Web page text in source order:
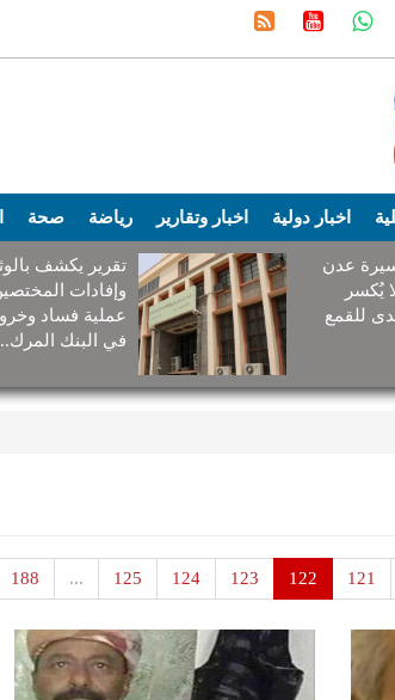
اخبار دولية اخبار وتقارير رياضة صحة
عدن
يُكسر
للقمع
تقرير يكشف
وإفادات
عملية فساد
في البنك
121
122
123
124
125
...
188